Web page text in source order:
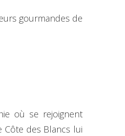
gourmandes de
où se rejoignent
des Blancs lui